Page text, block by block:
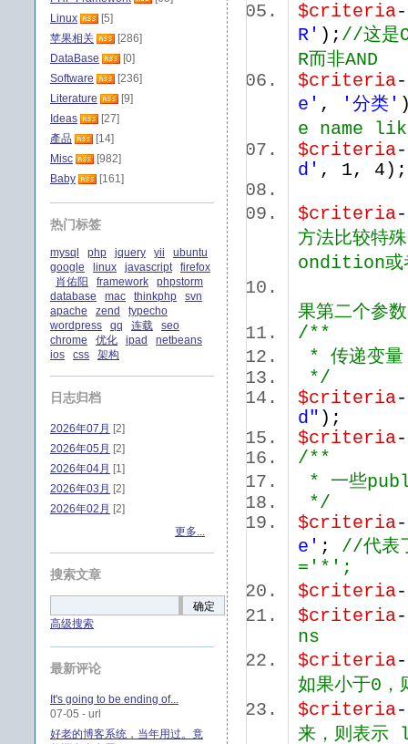
$criteria
R' ); //这是
R而非AND
$criteria
e' , '分类'
e name
$criteria
d' , 1, 4);
$criteria
方法比较特
ondition或
果第二个参
/**
* 传递变量
*/
$criteria
d" );
$criteria
/**
* 一些
*/
$criteria
e' ; //代表
='*';
$criteria
$criteria
ns
$criteria
如果小于0，
$criteria
来，则表
Linux
[5]
苹果相关
[286]
DataBase
[0]
Software
[236]
Literature
[9]
Ideas
[27]
產品
[14]
Misc
[982]
Baby
[161]
热门标签
mysql php jquery yii
ubuntu
google
linux javascript
firefox
肖佑阳
framework
phpstorm
database
mac thinkphp
svn
apache
zend
typecho
wordpress
qq 连载
seo
chrome
优化 ipad
netbeans
ios
css 架构
日志归档
2026年07月 [2]
2026年05月 [2]
2026年04月 [1]
2026年03月 [2]
2026年02月 [2]
更多...
搜索文章
确定
高级搜索
最新评论
It's going to be ending of...
07-05 - url
好老的博客系统，当年用过。竟